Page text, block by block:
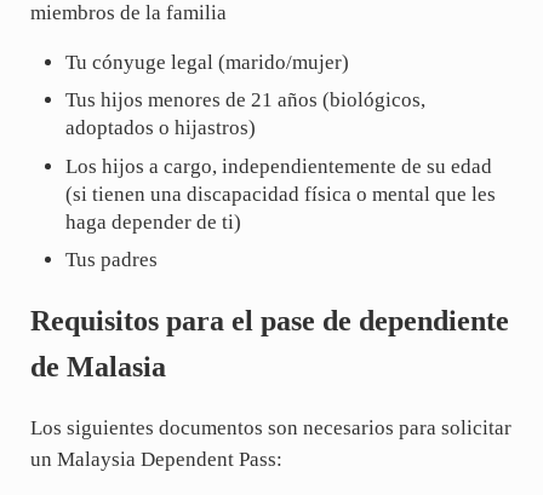
miembros de la familia
Tu cónyuge legal (marido/mujer)
Tus hijos menores de 21 años (biológicos,
adoptados o hijastros)
Los hijos a cargo, independientemente de su edad
(si tienen una discapacidad física o mental que les
haga depender de ti)
Tus padres
Requisitos para el pase de dependiente
de Malasia
Los siguientes documentos son necesarios para solicitar
un Malaysia Dependent Pass: